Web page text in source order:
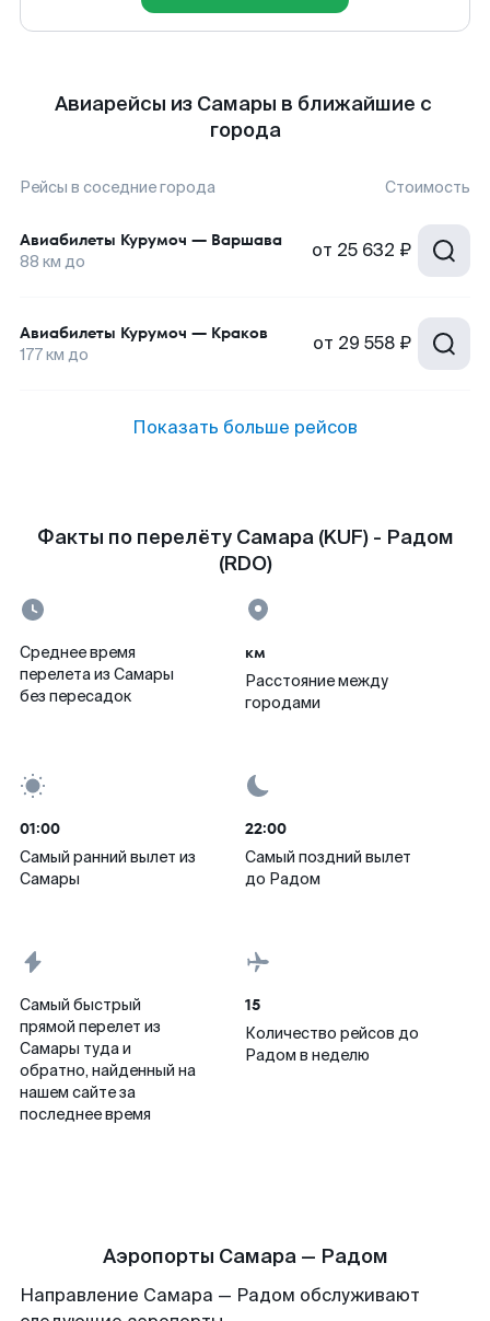
Авиарейсы из Самары в ближайшие с
города
Рейсы в соседние города Стоимость
Авиабилеты Курумоч — Варшава
88 км до от 25 632 ₽
Авиабилеты Курумоч — Краков
177км до от 29 558 ₽
Показать больше рейсов
Факты по перелёту Самара (KUF) - Радом
(RDO)
Среднее время
перелета из Самары
без пересадок
км
Расстояние между
городами
01:00
Самый ранний вылет из
Самары
22:00
Самый поздний вылет
до Радом
Самый быстрый
прямой перелет из
Самары туда и
обратно, найденный на
нашем сайте за
последнее время
15
Количество рейсов до
Радом в неделю
Аэропорты Самара — Радом
Направление Самара — Радом обслуживают